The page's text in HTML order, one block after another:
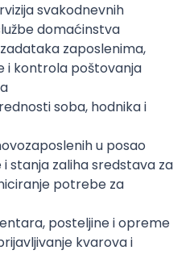
svakodnevnih
domaćinstva
zaposlenima,
i kontrola poštovanja
soba, hodnika i
u posao
stanja zaliha sredstava za
potrebe za
posteljine i opreme
kvarova i